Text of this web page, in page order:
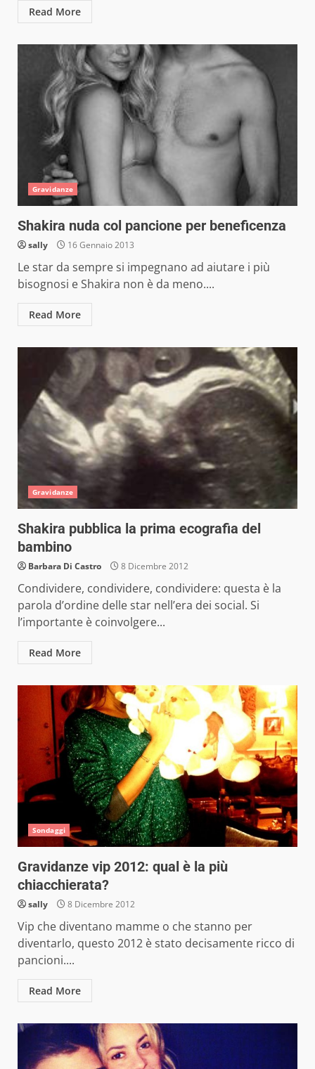
Read More
Gravidanze
Shakira nuda col pancione per beneficenza
sally 16 Gennaio 2013
Le star da sempre si impegnano ad aiutare i più
bisognosi e Shakira non è da meno....
Read More
Gravidanze
Shakira pubblica la prima ecografia del
bambino
Barbara Di Castro 8 Dicembre 2012
Condividere, condividere, condividere: questa è la
parola d’ordine delle star nell’era dei social. Si
l’importante è coinvolgere...
Read More
Sondaggi
Gravidanze vip 2012: qual è la più
chiacchierata?
sally 8 Dicembre 2012
Vip che diventano mamme o che stanno per
diventarlo, questo 2012 è stato decisamente ricco di
pancioni....
Read More